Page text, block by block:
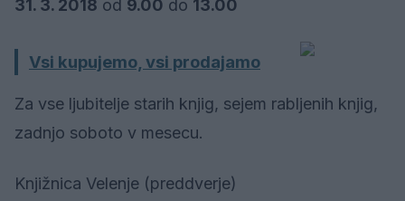
31. 3. 2018 od 9.00 do 13.00
Vsi kupujemo, vsi prodajamo
Za vse ljubitelje starih knjig, sejem rabljenih knjig,
zadnjo soboto v mesecu.
Knjižnica Velenje (preddverje)